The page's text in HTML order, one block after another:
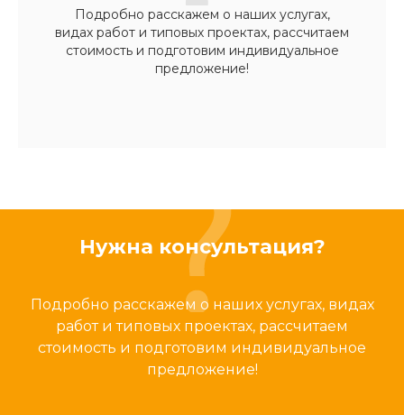
Подробно расскажем о наших услугах,
видах работ и типовых проектах, рассчитаем
стоимость и подготовим индивидуальное
предложение!
Нужна консультация?
Подробно расскажем о наших услугах, видах
работ и типовых проектах, рассчитаем
стоимость и подготовим индивидуальное
предложение!